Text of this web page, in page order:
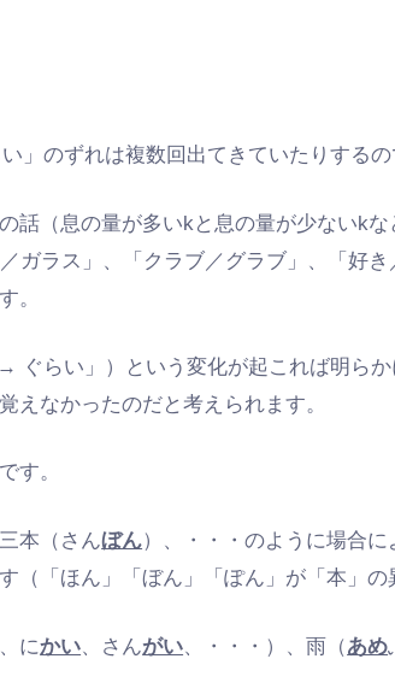
」のずれは複数回出てきていたりする
話（息の量が多いkと息の量が少ないk
ガラス」、「クラブ／グラブ」、「好
。
らい」）という変化が起これば明ら
えなかったのだと考えられます。
す。
本（さんぼん）、・・・のように場合
（「ほん」「ぼん」「ぽん」が「本」
、にかい、さんがい、・・・）、雨（あめ